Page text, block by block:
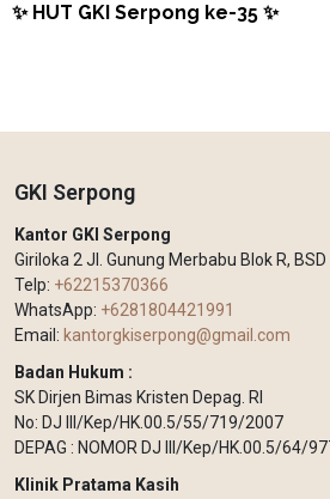
✨ HUT GKI Serpong ke-35 ✨
GKI Serpong
Kantor GKI Serpong
Giriloka 2 Jl. Gunung Merbabu Blok R,
Telp: +62215370366
WhatsApp: +6281804421991
Email: kantorgkiserpong@gmail.com
Badan Hukum :
SK Dirjen Bimas Kristen Depag. RI
No: DJ III/Kep/HK.00.5/55/719/2007
DEPAG : NOMOR DJ III/Kep/HK.00.5/64/
Klinik Pratama Kasih